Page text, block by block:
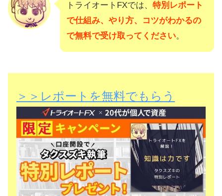
トライオートFXでは、 特別レポート
で仕組み、やり方、コツがわかるの
で無料で受け取ってください。
＞＞レポートを無料でもらう